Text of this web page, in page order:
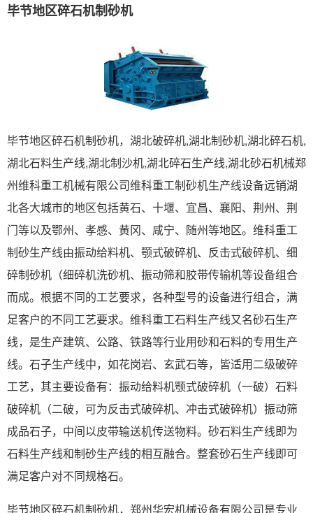
毕节地区碎石机制砂机
毕节地区碎石机制砂机，湖北破碎机,湖北制砂机,湖北碎石机,
湖北石料生产线,湖北制沙机,湖北碎石生产线,湖北砂石机械郑
州维科重工机械有限公司维科重工制砂机生产线设备远销湖
北各大城市的地区包括黄石、十堰、宜昌、襄阳、荆州、荆
门等以及鄂州、孝感、黄冈、咸宁、随州等地区。维科重工
制砂生产线由振动给料机、颚式破碎机、反击式破碎机、细
碎制砂机（细碎机洗砂机、振动筛和胶带传输机等设备组合
而成。根据不同的工艺要求，各种型号的设备进行组合，满
足客户的不同工艺要求。维科重工石料生产线又名砂石生产
线，是生产建筑、公路、铁路等行业用砂和石料的专用生产
线。石子生产线中，如花岗岩、玄武石等，皆适用二级破碎
工艺，其主要设备有：振动给料机颚式破碎机（一破）石料
破碎机（二破，可为反击式破碎机、冲击式破碎机）振动筛
成品石子，中间以皮带输送机传送物料。砂石料生产线即为
石料生产线和制砂生产线的相互融合。整套砂石生产线即可
满足客户对不同规格石。
毕节地区碎石机制砂机，郑州华宏机械设备有限公司是专业